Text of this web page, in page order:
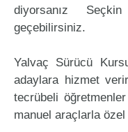
diyorsanız
geçebilirsiniz.
Yalvaç Sürücü
adaylara hizmet
tecrübeli
manuel araçlarla